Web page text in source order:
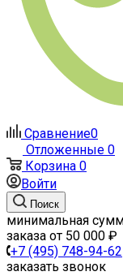
Сравнение0
Отложенные 0
Корзина 0
Войти
Поиск
минимальная
заказа от 50 000 ₽
+7 (495) 748-94-62
заказать звонок